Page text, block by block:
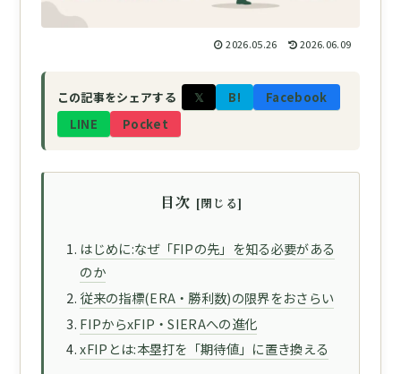
2026.05.26 2026.06.09
この記事をシェアする 𝕏 B!
Facebook
LINE
Pocket
目次
はじめに:なぜ「FIPの先」を知る必要がある
のか
従来の指標(ERA・勝利数)の限界をおさらい
FIPからxFIP・SIERAへの進化
xFIPとは:本塁打を「期待値」に置き換える